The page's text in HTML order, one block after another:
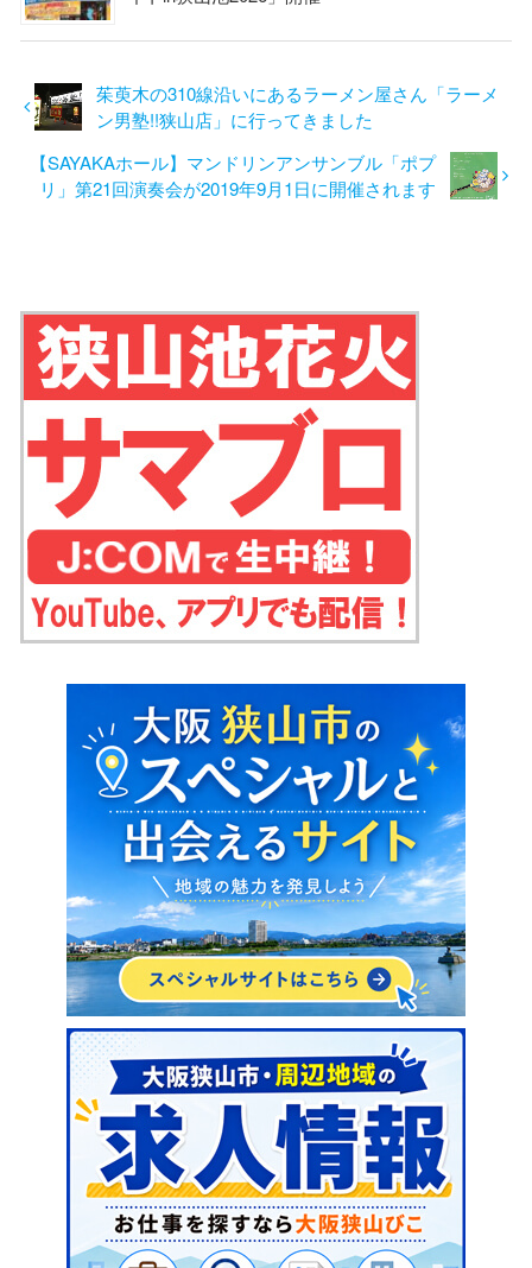
茱萸木の310線沿いにあるラーメン屋さん「ラーメ
ン男塾!!狭山店」に行ってきました
【SAYAKAホール】マンドリンアンサンブル「ポプ
リ」第21回演奏会が2019年9月1日に開催されます